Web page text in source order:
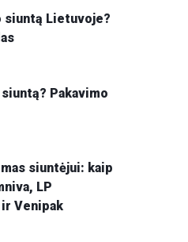
siuntą Lietuvoje?
Pakavimo
siuntėjui: kaip
LP
ir Venipak